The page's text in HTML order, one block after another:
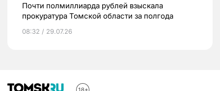
Почти полмиллиарда рублей взыскала
прокуратура Томской области за полгода
08:32 / 29.07.26